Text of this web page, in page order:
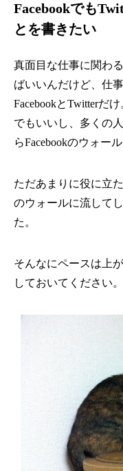
Facebookでも
とを書きたい
真面目な仕事に関わ
ばいいんだけど、仕
FacebookとTwitterだ
でもいいし、多くの
らFacebookのウォー
ただあまりに役に立
のウォールに流して
た。
そんなにペースは上
しておいてください。